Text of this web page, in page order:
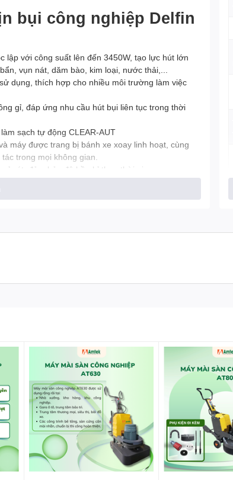
bụi công nghiệp Delfin
lập với công suất lên đến 3450W, tạo lực hút lớn
vụn nát, dăm bào, kim loại, nước thải,...
dụng, thích hợp cho nhiều môi trường làm việc
gỉ, đáp ứng nhu cầu hút bụi liên tục trong thời
sạch tự động CLEAR-AUT
máy được trang bị bánh xe xoay linh hoạt, cùng
trong mọi không gian.
sét, đảm bảo độ bền bỉ theo thời gian.
DM3 EL LP